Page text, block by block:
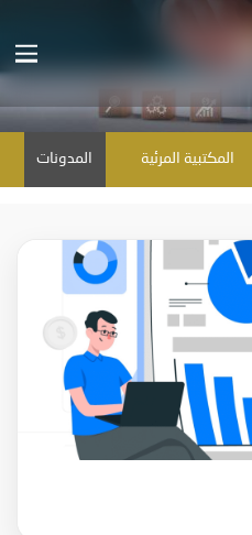
المكتبية المرئية المدونات